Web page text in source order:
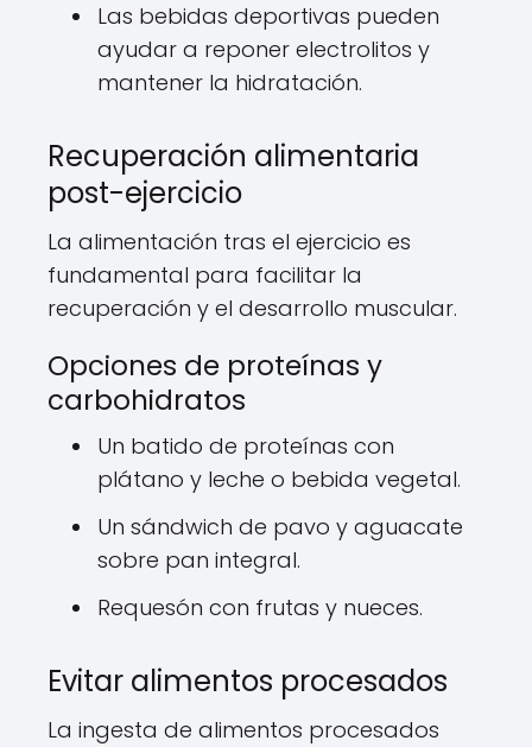
Las bebidas deportivas pueden
ayudar a reponer electrolitos y
mantener la hidratación.
Recuperación alimentaria
post-ejercicio
La alimentación tras el ejercicio es
fundamental para facilitar la
recuperación y el desarrollo muscular.
Opciones de proteínas y
carbohidratos
Un batido de proteínas con
plátano y leche o bebida vegetal.
Un sándwich de pavo y aguacate
sobre pan integral.
Requesón con frutas y nueces.
Evitar alimentos procesados
La ingesta de alimentos procesados